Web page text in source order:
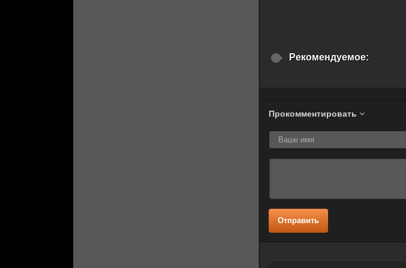
Рекомендуемое:
Прокомментировать
Отправить